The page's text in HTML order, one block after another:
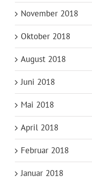
November 2018
Oktober 2018
August 2018
Juni 2018
Mai 2018
April 2018
Februar 2018
Januar 2018